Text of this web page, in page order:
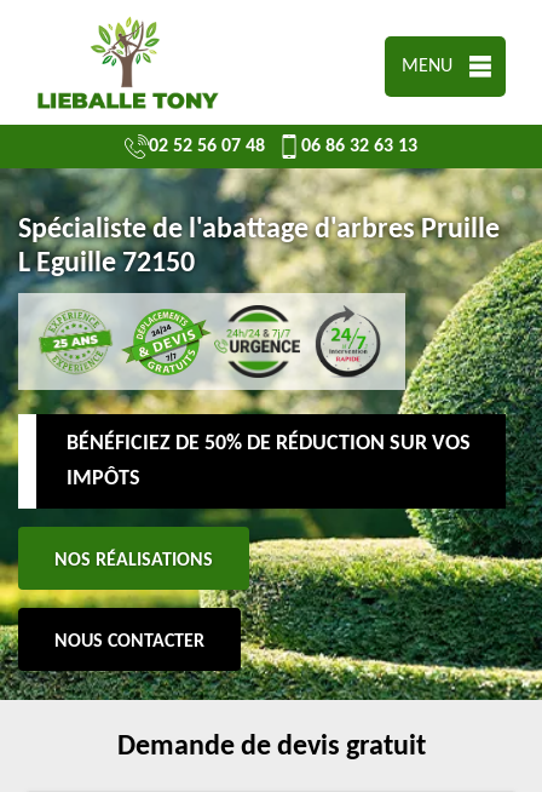
MENU
02 52 56 07 48 06 86 32 63 13
Spécialiste de l'abattage d'arbres Pruille
L Eguille 72150
BÉNÉFICIEZ DE 50% DE RÉDUCTION SUR VOS
IMPÔTS
NOS RÉALISATIONS
NOUS CONTACTER
Demande de devis gratuit